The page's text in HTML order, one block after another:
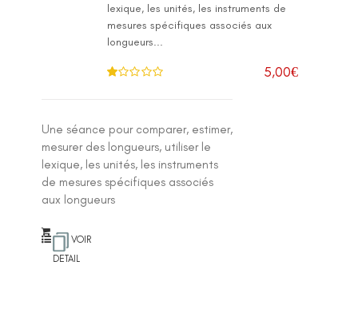
lexique, les unités, les instruments de
mesures spécifiques associés aux
longueurs...
0
su
5,00€
Une séance pour comparer, estimer,
mesurer des longueurs, utiliser le
lexique, les unités, les instruments
de mesures spécifiques associés
aux longueurs
VOIR
DETAIL